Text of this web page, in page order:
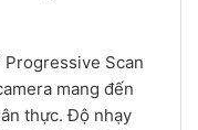
Progressive Scan
mang đến
thực. Độ nhạy